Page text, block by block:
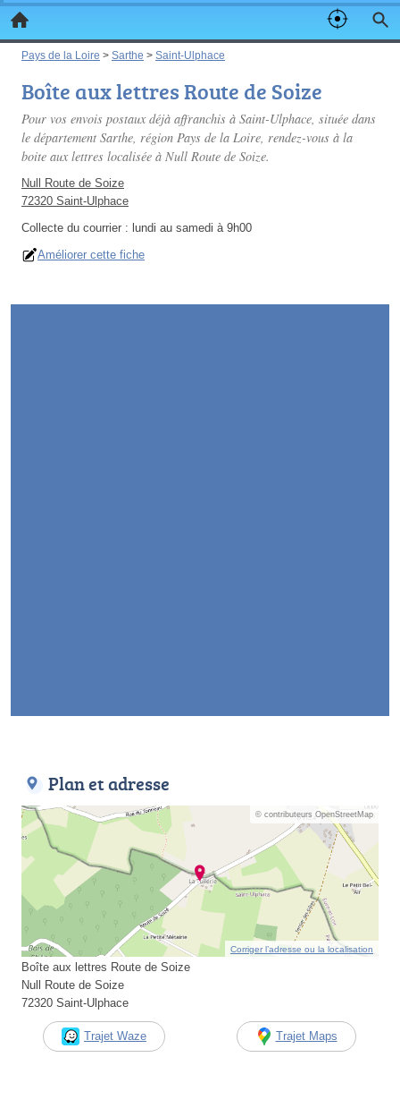
Pays de la Loire > Sarthe > Saint-Ulphace
Boîte aux lettres Route de Soize
Pour vos envois postaux déjà affranchis à Saint-Ulphace, située dans
le département Sarthe, région Pays de la Loire, rendez-vous à la
boite aux lettres localisée à Null Route de Soize.
Null Route de Soize
72320 Saint-Ulphace
Collecte du courrier : lundi au samedi à 9h00
Améliorer cette fiche
Plan et adresse
© contributeurs OpenStreetMap
Corriger l’adresse ou la localisation
Boîte aux lettres Route de Soize
Null Route de Soize
72320 Saint-Ulphace
Trajet Waze Trajet Maps